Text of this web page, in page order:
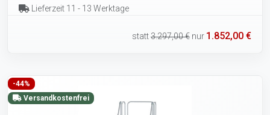
Lieferzeit 11 - 13 Werktage
statt3.297,00 € nur 1.852,00 €
-44%
Versandkostenfrei